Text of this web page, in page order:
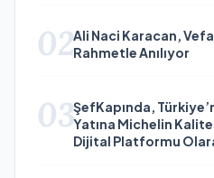
02Ali Naci Karacan,
Rahmetle Anılıyor
03ŞefKapında,
Yatına Michelin
Dijital Platformu